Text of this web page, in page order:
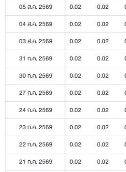
05 ส.ค. 2569
0.02 0.02
04 ส.ค. 2569
0.02 0.02
03 ส.ค. 2569
0.02 0.02
31 ก.ค. 2569
0.02 0.02
30 ก.ค. 2569
0.02 0.02
27 ก.ค. 2569
0.02 0.02
24 ก.ค. 2569
0.02 0.02
23 ก.ค. 2569
0.02 0.02
22 ก.ค. 2569
0.02 0.02
21 ก.ค. 2569
0.02 0.02